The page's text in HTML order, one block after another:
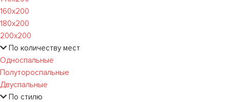
160х200
180х200
200х200
По количеству мест
Односпальные
Полутороспальные
Двуспальные
По стилю